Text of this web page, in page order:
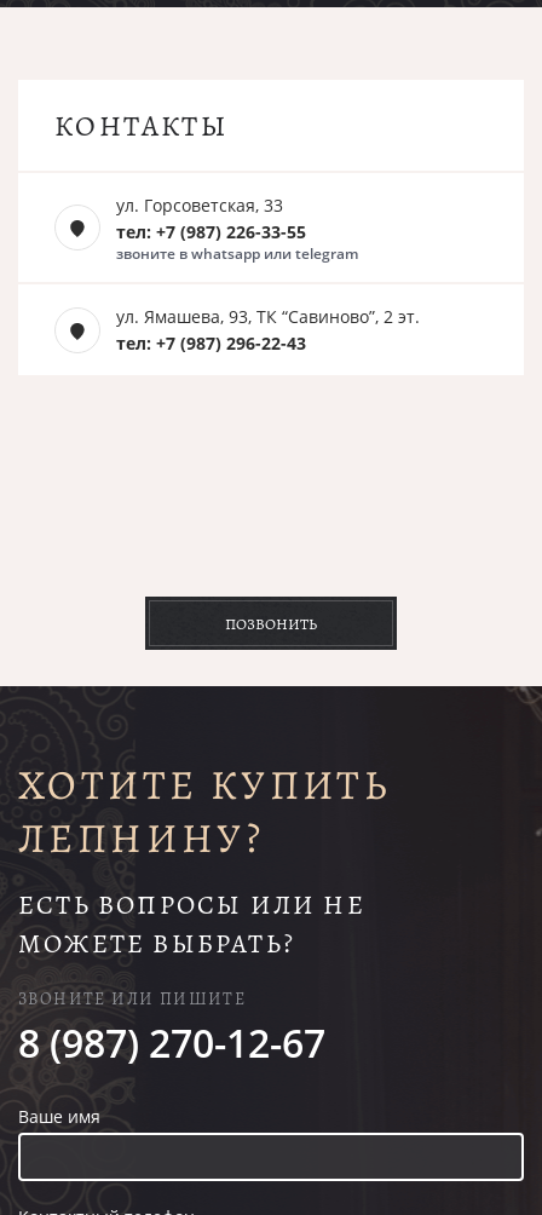
КОНТАКТЫ
ул. Горсоветская, 33
тел: +7 (987) 226-33-55
звоните в whatsapp или telegram
ул. Ямашева, 93, ТК “Савиново”, 2 эт.
тел: +7 (987) 296-22-43
ПОЗВОНИТЬ
ХОТИТЕ КУПИТЬ
ЛЕПНИНУ?
ЕСТЬ ВОПРОСЫ ИЛИ НЕ
МОЖЕТЕ ВЫБРАТЬ?
ЗВОНИТЕ ИЛИ ПИШИТЕ
8 (987) 270-12-67
Ваше имя